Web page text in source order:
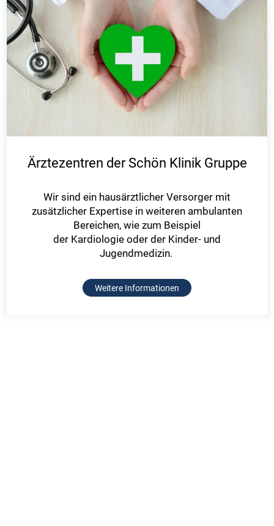
Ärztezentren der Schön Klinik Gruppe
Wir sind ein hausärztlicher Versorger mit
zusätzlicher Expertise in weiteren ambulanten
Bereichen, wie zum Beispiel
der Kardiologie oder der Kinder- und
Jugendmedizin.
Weitere Informationen